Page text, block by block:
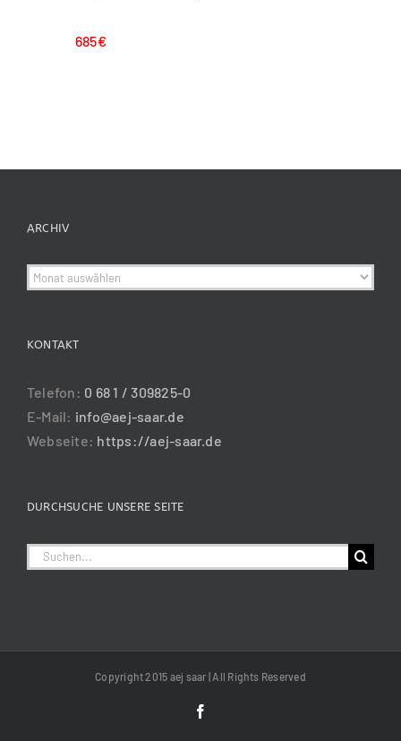
685€
ARCHIV
Archiv
KONTAKT
Telefon: 0 68 1 / 309825-0
E-Mail: info@aej-saar.de
Webseite: https://aej-saar.de
DURCHSUCHE UNSERE SEITE
Suche
Copyright 2015 aej saar | All Rights Reserved